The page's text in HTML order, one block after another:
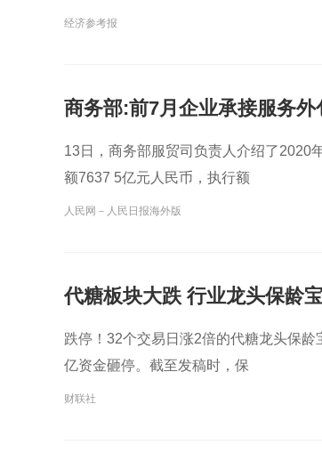
经济参考报
商务部:前7月企业承接服务
13日，商务部服贸司负责人介绍了2020
额7637 5亿元人民币，执行额
人民网－人民日报海外版
代糖板块大跌 行业龙头保龄
跌停！32个交易日涨2倍的代糖龙头保
亿资金砸停。截至发稿时，保
财联社